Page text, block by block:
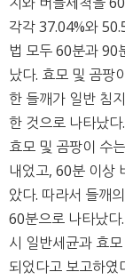
각각 37.04%와
법 모두 60분과 90
났다. 효모 및 곰팡
한 들깨가 일반 침
한 것으로 나타났
효모 및 곰팡이 수
내었고, 60분 이상
았다. 따라서 들깨
60분으로 나타났
시 일반세균과 효
되었다고 보고하였